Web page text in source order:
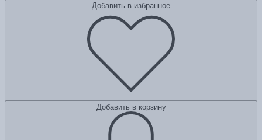
Добавить в избранное
Добавить в корзину